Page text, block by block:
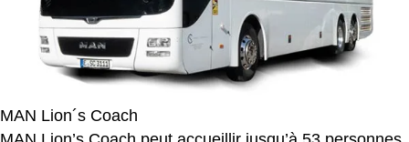
MAN Lion´s Coach